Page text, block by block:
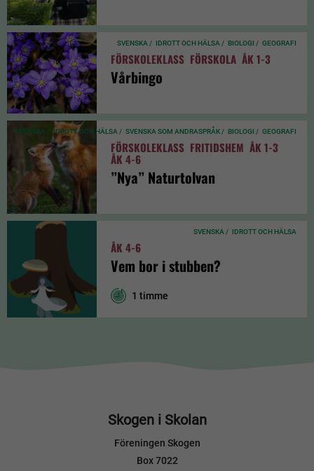
SVENSKA / IDROTT OCH HÄLSA / BIOLOGI / GEOGRAFI
FÖRSKOLEKLASS FÖRSKOLA ÅK 1-3
Vårbingo
SVENSKA / IDROTT OCH HÄLSA / SVENSKA SOM ANDRASPRÅK / BIOLOGI / GEOGRAFI
FÖRSKOLEKLASS FRITIDSHEM ÅK 1-3
ÅK 4-6
”Nya” Naturtolvan
SVENSKA / IDROTT OCH HÄLSA
ÅK 4-6
Vem bor i stubben?
1 timme
Skogen i Skolan
Föreningen Skogen
Box 7022